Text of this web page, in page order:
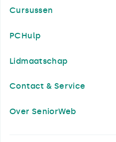
Cursussen
PCHulp
Lidmaatschap
Contact & Service
Over SeniorWeb